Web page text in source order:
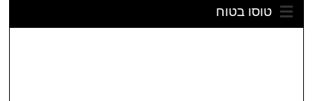
טוסו בטוח